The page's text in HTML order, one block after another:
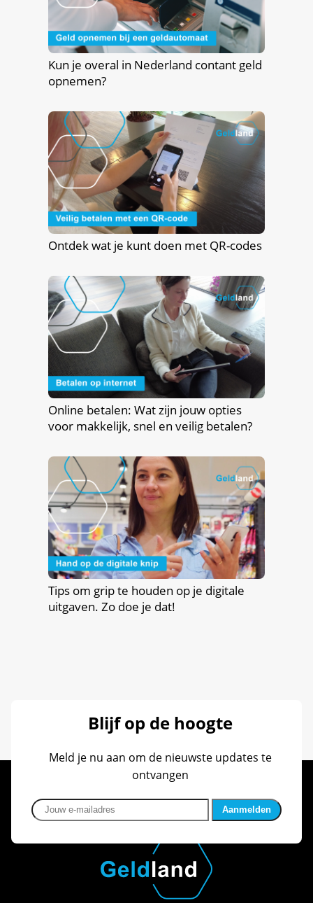
Kun je overal in Nederland contant geld
opnemen?
Ontdek wat je kunt doen met QR-codes
Online betalen: Wat zijn jouw opties
voor makkelijk, snel en veilig betalen?
Tips om grip te houden op je digitale
uitgaven. Zo doe je dat!
Blijf op de hoogte
Meld je nu aan om de nieuwste updates te
ontvangen
Jouw e-mailadres